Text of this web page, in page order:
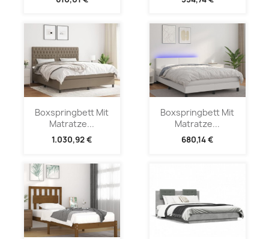
Boxspringbett Mit
Matratze...
1.030,92 €
Boxspringbett Mit
Matratze...
680,14 €